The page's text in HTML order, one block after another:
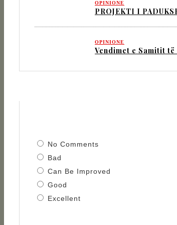
OPINIONE
PROJEKTI I
OPINIONE
Vendimet e Samitit
No Comments
Bad
Can Be Improved
Good
Excellent